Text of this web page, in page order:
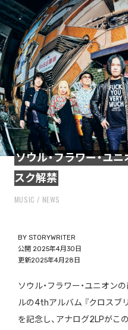
ソウル・フラワー・ユ
スク解禁
MUSIC NEWS
BY STORYWRITER
公開 2025年4月30日
更新2025年4月28日
ソウル・フラワー・ユニオン
ルの4thアルバム 『クロスブ
を記念し、アナログ2LPがこ